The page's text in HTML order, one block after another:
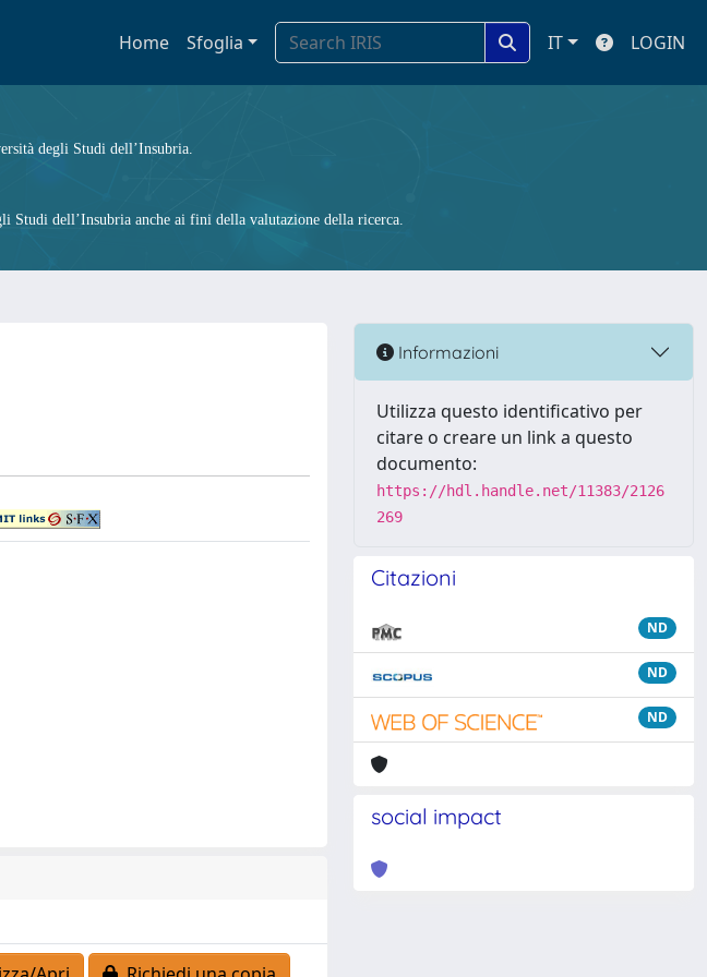
Home Sfoglia IT LOGIN
degli Studi dell’Insubria.
Studi dell’Insubria anche ai fini della valutazione della ricerca.
Informazioni
Utilizza questo identificativo per
citare o creare un link a questo
documento:
https://hdl.handle.net/11383/2126
269
Citazioni
ND
ND
ND
social impact